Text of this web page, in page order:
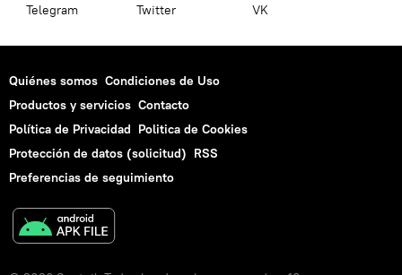
Telegram Twitter VK
Quiénes somos Condiciones de Uso
Productos y servicios Contacto
Política de Privacidad Politica de Cookies
Protección de datos (solicitud) RSS
Preferencias de seguimiento